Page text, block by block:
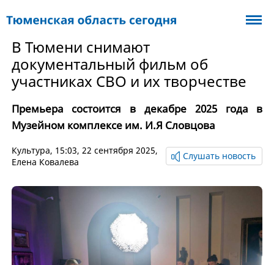
В Тюмени снимают
документальный фильм об
участниках СВО и их творчестве
Премьера состоится в декабре 2025 года в
Музейном комплексе им. И.Я Словцова
Культура, 15:03, 22 сентября 2025,
Елена Ковалева
Слушать новость